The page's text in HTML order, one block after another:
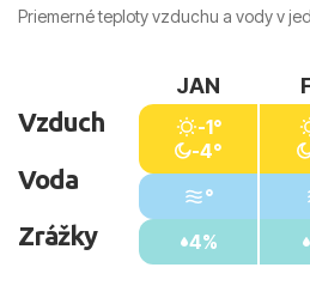
Priemerné teploty vzduchu a vody v
Vzduch
Voda
Zrážky
JAN
-1°
-4°
°
4%